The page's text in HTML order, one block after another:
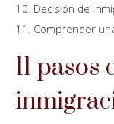
10. Decisión de
11. Comprender
11